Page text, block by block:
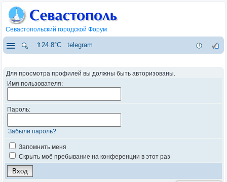
Севастопольский городской Форум
⇑24.8°C telegram
Для просмотра профилей вы должны быть авторизованы.
Имя пользователя:
Пароль:
Забыли пароль?
Запомнить меня
Скрыть моё пребывание на конференции в этот раз